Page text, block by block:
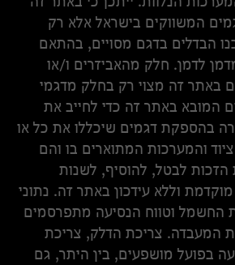
המשווקים בישראל אלא רק
הבדלים בדגם מסויים, בהתאם
לדמן. חלק מהאביזרים ו/או
באתר זה מצוי רק בחלק מדגמי
המובא באתר זה כדי לחייב את
בהספקת דגמים שיכללו את כל או
והמערכות המתוארים בו והם
לבטל, להוסיף, לשנות
וללא עידכון באתר זה. נתוני
החשמל וטווח הנסיעה מתפרסמים
המעבדה. צריכת הדלק, צריכת
בפועל מושפעים, בין היתר, גם